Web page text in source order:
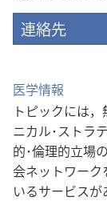
連絡先
医学情報
トピックには
ニカル･ストラ
的･倫理的立場
会ネットワー
いるサービスが